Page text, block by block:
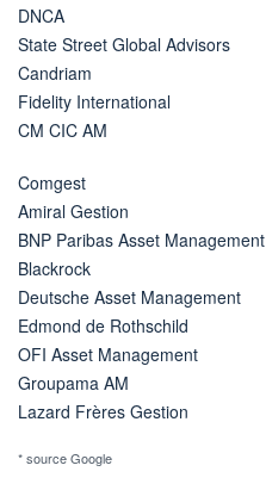
DNCA
State Street Global Advisors
Candriam
Fidelity International
CM CIC AM
Comgest
Amiral Gestion
BNP Paribas Asset Management
Blackrock
Deutsche Asset Management
Edmond de Rothschild
OFI Asset Management
Groupama AM
Lazard Frères Gestion
* source Google